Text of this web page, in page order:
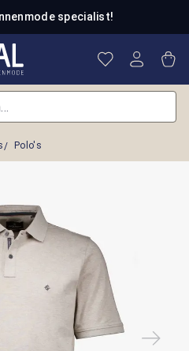
specialist!
Je hebt 0
Polo's